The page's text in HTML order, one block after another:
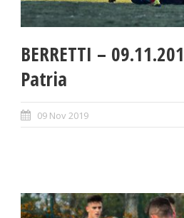
BERRETTI –
Patria
09 Nov 2019